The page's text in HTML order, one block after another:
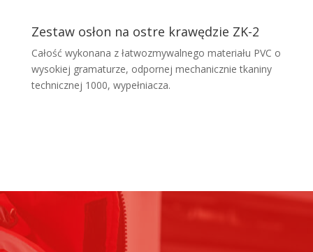
Zestaw osłon na ostre krawędzie ZK-2
Całość wykonana z łatwozmywalnego materiału PVC o
wysokiej gramaturze, odpornej mechanicznie tkaniny
technicznej 1000, wypełniacza.